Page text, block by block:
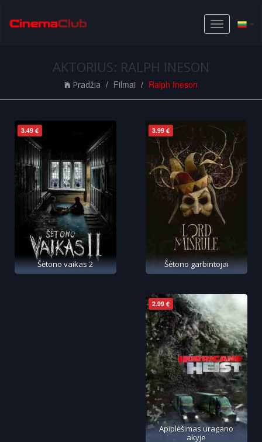
Toggle
navigation
AKTORIUS: RALPH INESON
Pradžia Filmai Ralph Ineson
3.99 €
Šėtono garbintojai
3.49 €
Šėtono vaikas 2
2.99 €
Apiplėšimas uragano
akyje